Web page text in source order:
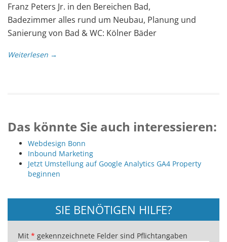
Franz Peters Jr. in den Bereichen Bad,
Badezimmer alles rund um Neubau, Planung und
Sanierung von Bad & WC: Kölner Bäder
Weiterlesen →
Das könnte Sie auch interessieren:
Webdesign Bonn
Inbound Marketing
Jetzt Umstellung auf Google Analytics GA4 Property
beginnen
SIE BENÖTIGEN HILFE?
Mit * gekennzeichnete Felder sind Pflichtangaben